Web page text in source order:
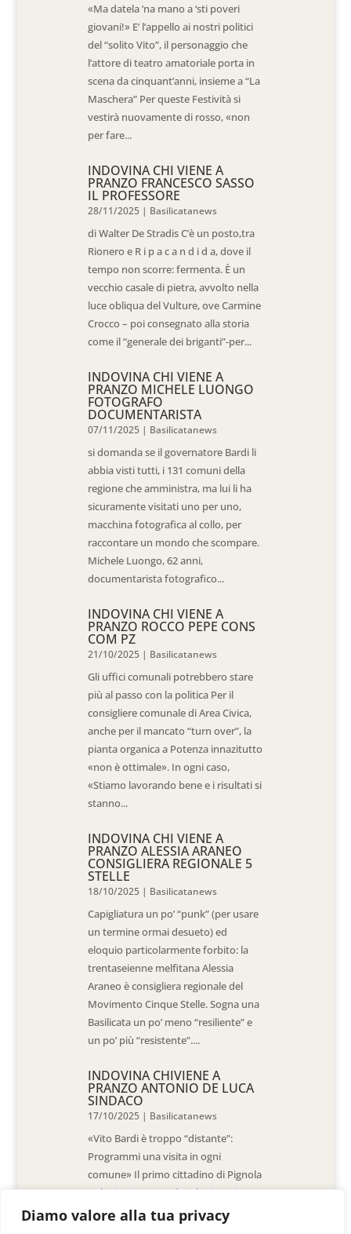
Diamo valore alla tua privacy
«Ma datela ‘na mano a ‘sti poveri
giovani!» E’ l’appello ai nostri politici
del “solito Vito”, il personaggio che
l’attore di teatro amatoriale porta in
scena da cinquant’anni, insieme a “La
Maschera” Per queste Festività si
vestirà nuovamente di rosso, «non
per fare...
INDOVINA CHI VIENE A
PRANZO FRANCESCO SASSO
IL PROFESSORE
28/11/2025 | Basilicatanews
di Walter De Stradis C’è un posto,tra
Rionero e R i p a c a n d i d a, dove il
tempo non scorre: fermenta. È un
vecchio casale di pietra, avvolto nella
luce obliqua del Vulture, ove Carmine
Crocco – poi consegnato alla storia
come il “generale dei briganti”-per...
INDOVINA CHI VIENE A
PRANZO MICHELE LUONGO
FOTOGRAFO
DOCUMENTARISTA
07/11/2025 | Basilicatanews
si domanda se il governatore Bardi li
abbia visti tutti, i 131 comuni della
regione che amministra, ma lui li ha
sicuramente visitati uno per uno,
macchina fotografica al collo, per
raccontare un mondo che scompare.
Michele Luongo, 62 anni,
documentarista fotografico...
INDOVINA CHI VIENE A
PRANZO ROCCO PEPE CONS
COM PZ
21/10/2025 | Basilicatanews
Gli uffici comunali potrebbero stare
più al passo con la politica Per il
consigliere comunale di Area Civica,
anche per il mancato “turn over”, la
pianta organica a Potenza innazitutto
«non è ottimale». In ogni caso,
«Stiamo lavorando bene e i risultati si
stanno...
INDOVINA CHI VIENE A
PRANZO ALESSIA ARANEO
CONSIGLIERA REGIONALE 5
STELLE
18/10/2025 | Basilicatanews
Capigliatura un po’ “punk” (per usare
un termine ormai desueto) ed
eloquio particolarmente forbito: la
trentaseienne melfitana Alessia
Araneo è consigliera regionale del
Movimento Cinque Stelle. Sogna una
Basilicata un po’ meno “resiliente” e
un po’ più “resistente”....
INDOVINA CHIVIENE A
PRANZO ANTONIO DE LUCA
SINDACO
17/10/2025 | Basilicatanews
«Vito Bardi è troppo “distante”:
Programmi una visita in ogni
comune» Il primo cittadino di Pignola
«L’ho invitato a vedere la situazione
al Pantano, ma non è venuto. La
sensazione è che -come sindaci-